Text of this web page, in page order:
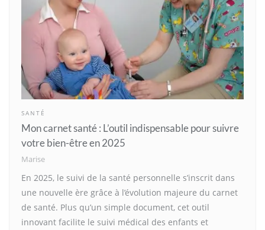
SANTÉ
Mon carnet santé : L’outil indispensable pour suivre
votre bien-être en 2025
Marise
En 2025, le suivi de la santé personnelle s’inscrit dans
une nouvelle ère grâce à l’évolution majeure du carnet
de santé. Plus qu’un simple document, cet outil
innovant facilite le suivi médical des enfants et